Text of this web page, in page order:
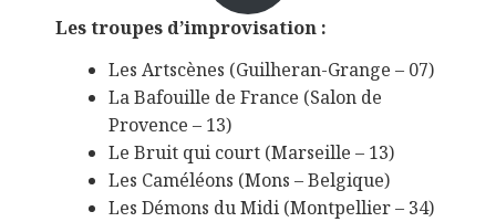
Les troupes d’improvisation :
Les Artscènes (Guilheran-Grange – 07)
La Bafouille de France (Salon de
Provence – 13)
Le Bruit qui court (Marseille – 13)
Les Caméléons (Mons – Belgique)
Les Démons du Midi (Montpellier – 34)